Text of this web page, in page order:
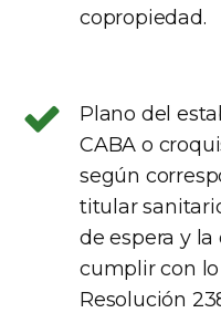
copropiedad.
Plano del
CABA o
según
titular
de espera y
cumplir con
Resolución